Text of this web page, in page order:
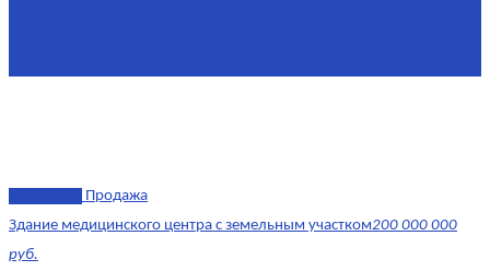
Продажа
Здание медицинского центра с земельным участком200 000 000
руб.